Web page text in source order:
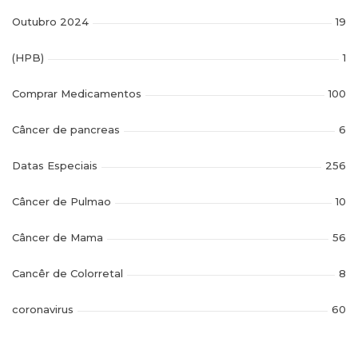
Outubro 2024 19
(HPB) 1
Comprar Medicamentos 100
Câncer de pancreas 6
Datas Especiais 256
Câncer de Pulmao 10
Câncer de Mama 56
Cancêr de Colorretal 8
coronavirus 60